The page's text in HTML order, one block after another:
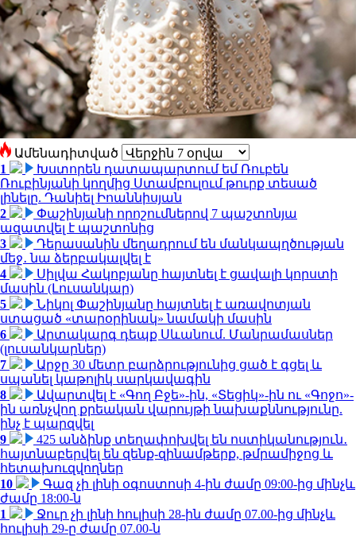
Ամենադիտված
1
Խստորեն դատապարտում եմ Ռուբեն
Ռուբինյանի կողմից Ստամբուլում թուրք տեսած
լինելը. Դանիել Իոաննիսյան
2
Փաշինյանի որոշումներով 7 պաշտոնյա
ազատվել է պաշտոնից
3
Դերասանին մեղադրում են մանկապղծության
մեջ․ նա ձերբակալվել է
4
Սիլվա Հակոբյանը հայտնել է ցավալի կորստի
մասին (Լուսանկար)
5
Նիկոլ Փաշինյանը հայտնել է առավոտյան
ստացած «տարօրինակ» նամակի մասին
6
Արտակարգ դեպք Սևանում. Մանրամասներ
(լուսանկարներ)
7
Արջը 30 մետր բարձրությունից ցած է գցել և
սպանել կաթոլիկ սարկավագին
8
Ավարտվել է «Գող Բջե»-ին, «Տեցիկ»-ին ու «Գոջո»-
ին առնչվող քրեական վարույթի նախաքննությունը.
ինչ է պարզվել
9
425 անձինք տեղափոխվել են ոստիկանություն․
հայտնաբերվել են զենք-զինամթերք, թմրամիջոց և
հետախուզվողներ
10
Գազ չի լինի օգոստոսի 4-ին ժամը 09:00-ից մինչև
ժամը 18:00-ն
1
Ջուր չի լինի հուլիսի 28-ին ժամը 07.00-ից մինչև
հուլիսի 29-ը ժամը 07.00-ն